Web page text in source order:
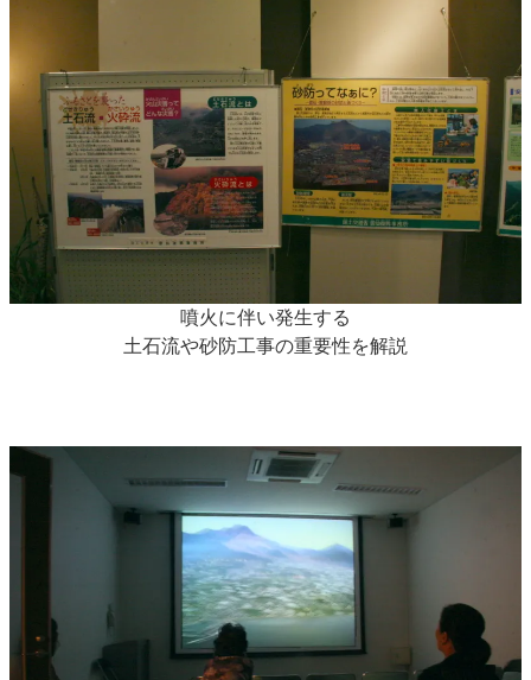
噴火に伴い発生する
土石流や砂防工事の重要性を解説